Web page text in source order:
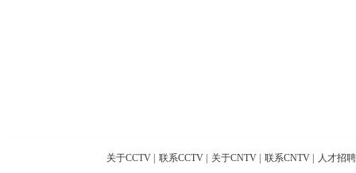
关于CCTV 联系CCTV 关于CNTV 联系CNTV 人才招聘